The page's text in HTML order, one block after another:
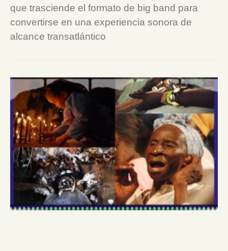
que trasciende el formato de big band para
convertirse en una experiencia sonora de
alcance transatlántico